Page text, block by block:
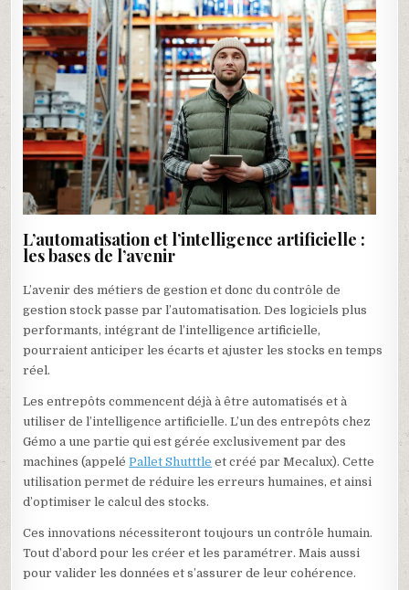
L’automatisation et l’intelligence artificielle :
les bases de l’avenir
L’avenir des métiers de gestion et donc du contrôle de
gestion stock passe par l’automatisation. Des logiciels plus
performants, intégrant de l’intelligence artificielle,
pourraient anticiper les écarts et ajuster les stocks en temps
réel.
Les entrepôts commencent déjà à être automatisés et à
utiliser de l’intelligence artificielle. L’un des entrepôts chez
Gémo a une partie qui est gérée exclusivement par des
machines (appeléPallet Shutttle et créé par Mecalux). Cette
utilisation permet de réduire les erreurs humaines, et ainsi
d’optimiser le calcul des stocks.
Ces innovations nécessiteront toujours un contrôle humain.
Tout d’abord pour les créer et les paramétrer. Mais aussi
pour valider les données et s’assurer de leur cohérence.